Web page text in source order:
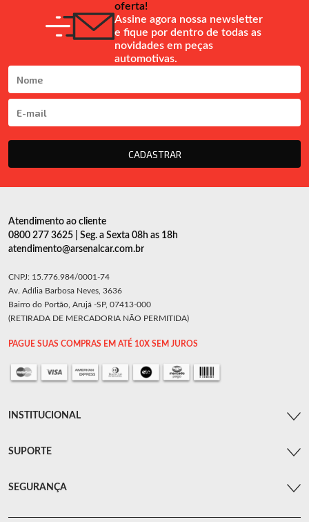
oferta!
Assine agora nossa newsletter
e fique por dentro de todas as
novidades em peças
automotivas.
CADASTRAR
Atendimento ao cliente
0800 277 3625 | Seg. a Sexta 08h as 18h
atendimento@arsenalcar.com.br
CNPJ: 15.776.984/0001-74
Av. Adília Barbosa Neves, 3636
Bairro do Portão, Arujá -SP, 07413-000
(RETIRADA DE MERCADORIA NÃO PERMITIDA)
PAGUE SUAS COMPRAS EM ATÉ 10X SEM JUROS
INSTITUCIONAL
SUPORTE
SEGURANÇA